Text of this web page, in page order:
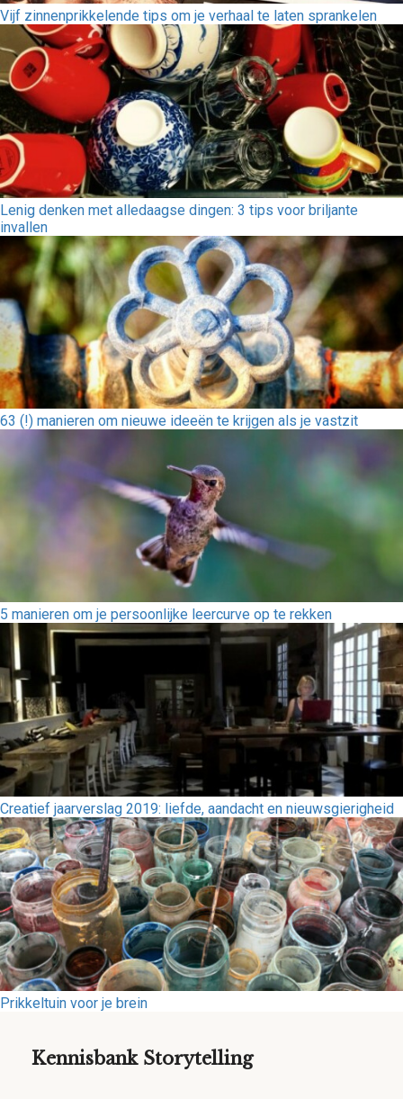
Vijf zinnenprikkelende tips om je verhaal te laten sprankelen
Lenig denken met alledaagse dingen: 3 tips voor briljante
invallen
63 (!) manieren om nieuwe ideeën te krijgen als je vastzit
5 manieren om je persoonlijke leercurve op te rekken
Creatief jaarverslag 2019: liefde, aandacht en nieuwsgierigheid
Prikkeltuin voor je brein
Kennisbank Storytelling